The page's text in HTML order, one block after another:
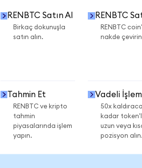
RENBTC Satın Al
Birkaç dokunuşla
satın alın.
RENBTC
RENBTC
nakde
Tahmin Et
RENBTC ve kripto
tahmin
piyasalarında işlem
yapın.
Vadeli
50x kaldıraca
kadar
uzun veya
pozisyon alın.